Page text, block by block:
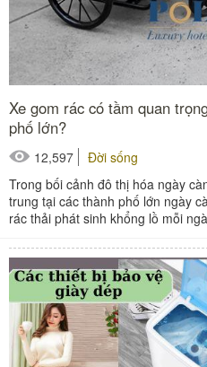
Xe gom rác có tầm quan
phố lớn?
12,597
Đời sống
Trong bối cảnh đô thị hóa ngày
trung tại các thành phố lớn ngày
rác thải phát sinh khổng lồ mỗi